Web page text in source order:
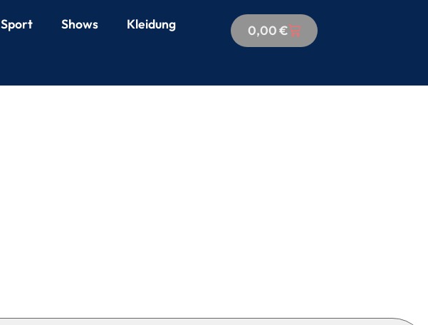
Sport Shows Kleidung 0,00€